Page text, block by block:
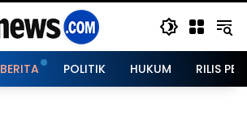
BERITA POLITIK HUKUM RILIS